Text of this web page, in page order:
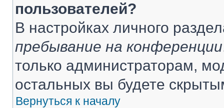
пользователей?
В настройках личного
пребывание на конференции
только администраторам,
остальных вы будете
Вернуться к началу